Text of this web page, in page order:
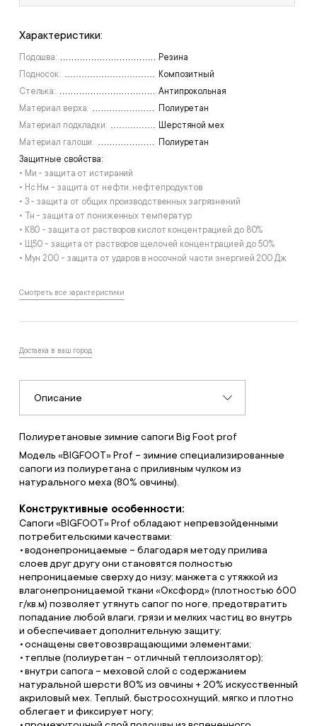
Характеристики:
Подошва:
Резина
Подносок:
Композитный
Стелька:
Антипрокольная
Материал верха:
Полиуретан
Материал подкладки:
Шерстяной мех
Материал галоши:
Полиуретан
Защитные свойства:
• Ми - защита от истираний
• Нс Нм - защита от нефти, нефтепродуктов
• З - защита от общих производственных загрязнений
• Тн - защита от пониженных температур
• К80 - защита от растворов кислот концентрацией до 80%
• Щ50 - защита от растворов щелочей концентрацией до 50%
• Мун 200 - защита от ударов в носочной части энергией 200 Дж
Смотреть все характеристики
Доставка в ваш город
Описание
Полиуретановые зимние сапоги Big Foot prof
Модель «BIGFOOT» Prof – зимние специализированные
сапоги из полиуретана с приливным чулком из
натурального меха (80% овчины).
Конструктивные особенности:
Сапоги «BIGFOOT» Prof обладают непревзойденными
потребительскими качествами:
водонепроницаемые – благодаря методу прилива
слоев друг другу они становятся полностью
непроницаемые сверху до низу; манжета с утяжкой из
влагонепроницаемой ткани «Оксфорд» (плотностью 600
г/кв.м) позволяет утянуть сапог по ноге, предотвратить
попадание любой влаги, грязи и мелких частиц во внутрь
и обеспечивает дополнительную защиту;
оснащены световозвращающими элементами;
теплые (полиуретан – отличный теплоизолятор);
внутри сапога – меховой слой с содержанием
натуральной шерсти 80% из овчины + 20% искусственный
акриловый мех. Теплый, быстросохнущий, мягко и плотно
облегает и фиксирует ногу;